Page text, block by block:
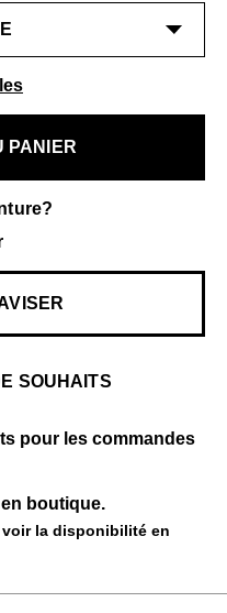
PANIER
SOUHAITS
pour les commandes
boutique.
la disponibilité en